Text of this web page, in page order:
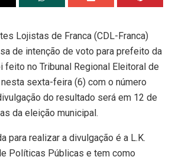
Lojistas de Franca (CDL-Franca)
de intenção de voto para prefeito da
feito no Tribunal Regional Eleitoral de
sexta-feira (6) com o número
do resultado será em 12 de
da eleição municipal.
para realizar a divulgação é a L.K.
Políticas Públicas e tem como